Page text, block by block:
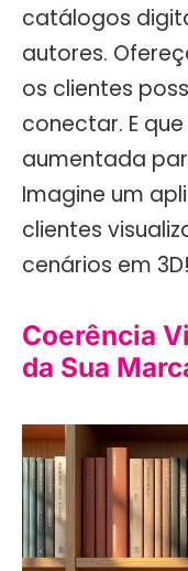
catálogos
autores.
os clientes
conectar. E
aumentada
Imagine um
clientes
cenários em 3D!
Coerência
da Sua